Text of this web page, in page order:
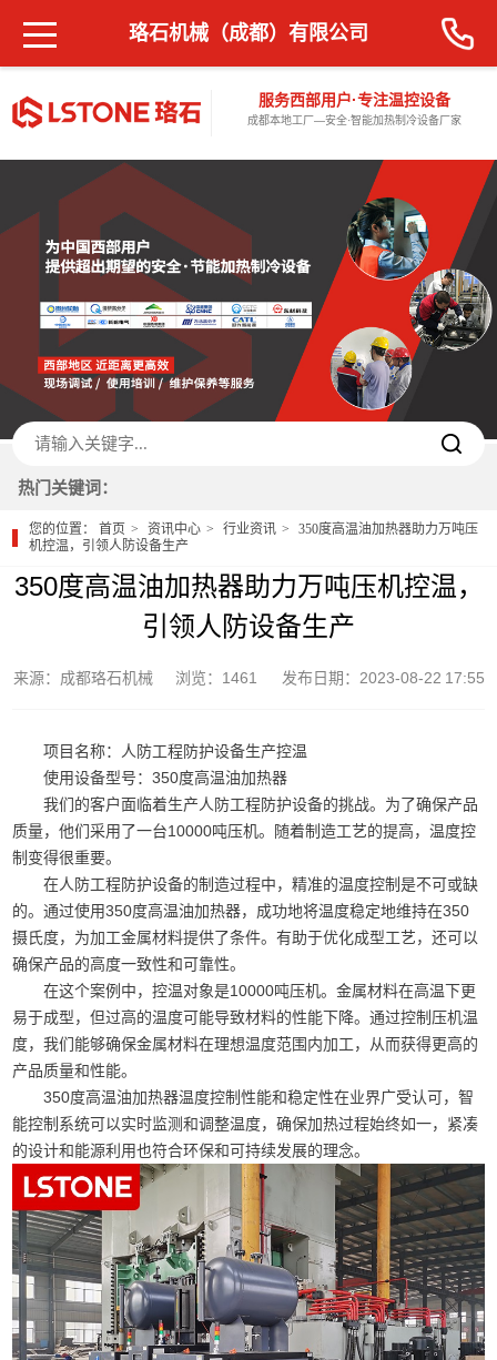
服务西部用户·专注温控设备
成都本地工厂—安全·智能加热制冷设备厂家
珞石机械（成都）有限公司
热门关键词：
您的位置：首页 资讯中心 行业资讯
350度高温油加热器助力万吨压
机控温，引领人防设备生产
350度高温油加热器助力万吨压机控温，
引领人防设备生产
来源：成都珞石机械 浏览：1461 发布日期：2023-08-22 17:55
项目名称：人防工程防护设备生产控温
使用设备型号：350度高温油加热器
我们的客户面临着生产人防工程防护设备的挑战。为了确保产品
质量，他们采用了一台10000吨压机。随着制造工艺的提高，温度控
制变得很重要。
在人防工程防护设备的制造过程中，精准的温度控制是不可或缺
的。通过使用350度高温油加热器，成功地将温度稳定地维持在350
摄氏度，为加工金属材料提供了条件。有助于优化成型工艺，还可以
确保产品的高度一致性和可靠性。
在这个案例中，控温对象是10000吨压机。金属材料在高温下更
易于成型，但过高的温度可能导致材料的性能下降。通过控制压机温
度，我们能够确保金属材料在理想温度范围内加工，从而获得更高的
产品质量和性能。
350度高温油加热器温度控制性能和稳定性在业界广受认可，智
能控制系统可以实时监测和调整温度，确保加热过程始终如一，紧凑
的设计和能源利用也符合环保和可持续发展的理念。